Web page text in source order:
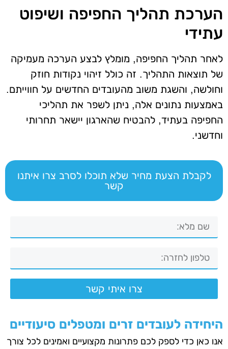
הערכת תהליך החפיפה ושיפוט
עתידי
לאחר תהליך החפיפה, מומלץ לבצע הערכה מעמיקה
של תוצאות התהליך. זה כולל זיהוי נקודות חוזק
וחולשה, והשגת משוב מהעובדים החדשים על חווייתם.
באמצעות נתונים אלה, ניתן לשפר את תהליכי
החפיפה בעתיד, להבטיח שהארגון יישאר תחרותי
וחדשני.
לקבלת הצעת מחיר שלא תוכלו לסרב צרו איתנו
קשר
צרו איתי קשר
היחידה לעובדים זרים ומטפלים סיעודיים
אנו כאן כדי לספק לכם פתרונות מקצועיים ואמינים לכל צורך